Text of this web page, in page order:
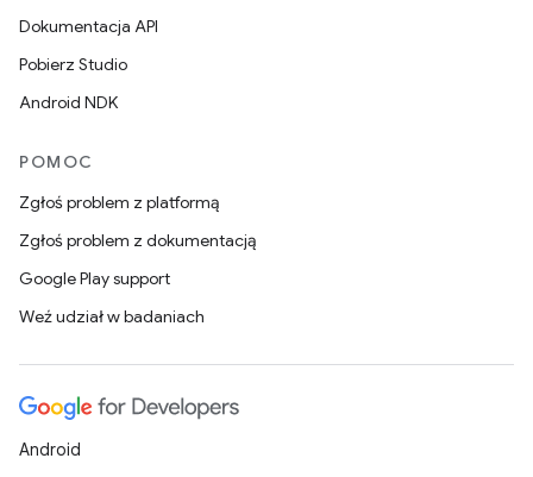
Dokumentacja API
Pobierz Studio
Android NDK
POMOC
Zgłoś problem z platformą
Zgłoś problem z dokumentacją
Google Play support
Weź udział w badaniach
Android